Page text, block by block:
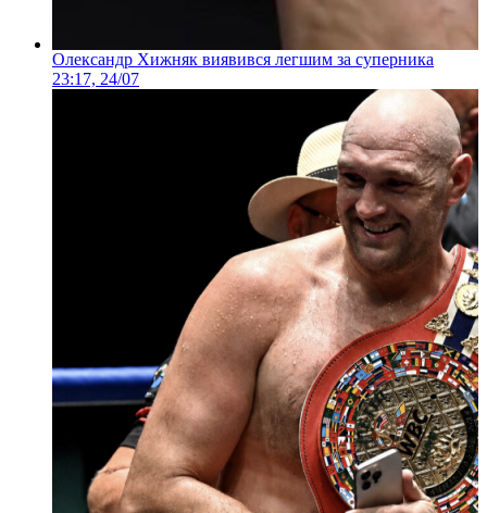
Олександр Хижняк виявився легшим за суперника
23:17, 24/07